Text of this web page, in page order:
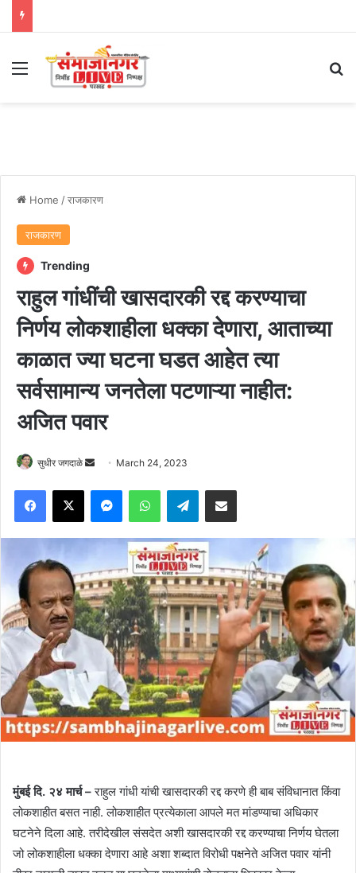
Menu
Home /राजकारण
राजकारण
Trending
राहुल गांधींची खासदारकी रद्द करण्याचा
निर्णय लोकशाहीला धक्का देणारा, आताच्या
काळात ज्या घटना घडत आहेत त्या
सर्वसामान्य जनतेला पटणाऱ्या नाहीत:
अजित पवार
सुधीर जगदाळे
Send
email
March 24, 2023
Facebook
X MessengerWhatsAppTelegramShare via Email
मुंबई दि. २४ मार्च –राहुल गांधी यांची खासदारकी रद्द करणे ही बाब संविधानात किंवा
लोकशाहीत बसत नाही. लोकशाहीत प्रत्येकाला आपले मत मांडण्याचा अधिकार
घटनेने दिला आहे. तरीदेखील संसदेत अशी खासदारकी रद्द करण्याचा निर्णय घेतला
जो लोकशाहीला धक्का देणारा आहे अशा शब्दात विरोधी पक्षनेते अजित पवार यांनी